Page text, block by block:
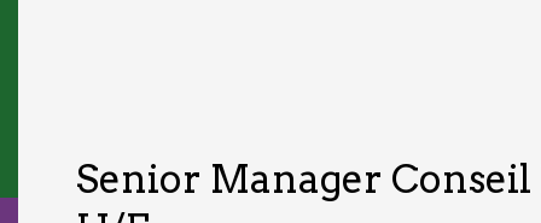
Senior Manager Conseil